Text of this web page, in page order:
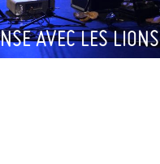
AVEC LES LIONS